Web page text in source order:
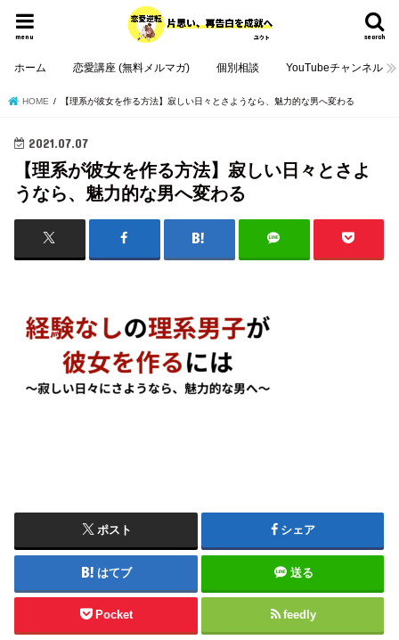
search
menu
ホーム 恋愛講座 (無料メルマガ) 個別相談 YouTubeチャンネル
HOME 【理系が彼女を作る方法】寂しい日々とさようなら、魅力的な男へ変わる
2021.07.07
【理系が彼女を作る方法】寂しい日々とさよ
うなら、魅力的な男へ変わる
ポスト シェア
はてブ 送る
Pocket feedly